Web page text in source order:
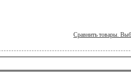
Сравнить товары.